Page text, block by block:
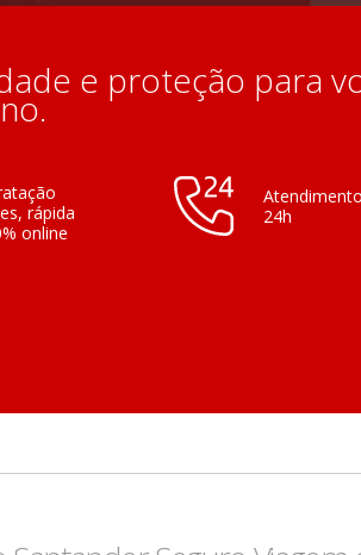
e proteção para
rápida
online
Atendimento
24h